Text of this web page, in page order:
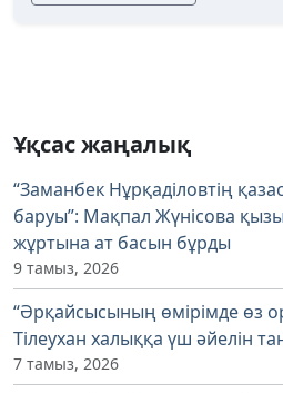
Ұқсас жаңалық
“Заманбек Нұрқаділовтің
баруы”: Мақпал Жүнісова
жұртына ат басын бұрды
9 тамыз, 2026
“Әрқайсысының өмірімде өз
Тілеухан халыққа үш әйелін
7 тамыз, 2026